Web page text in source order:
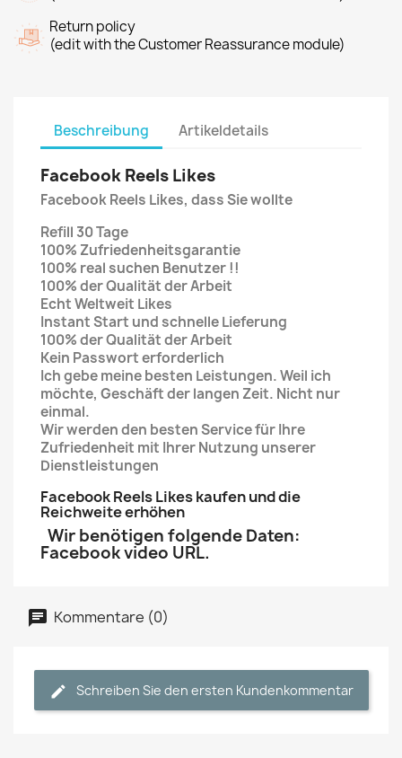
Return policy
(edit with the Customer Reassurance module)
Beschreibung Artikeldetails
Facebook Reels Likes
Facebook Reels Likes, dass Sie wollte
Refill 30 Tage
100% Zufriedenheitsgarantie
100% real suchen Benutzer !!
100% der Qualität der Arbeit
Echt Weltweit Likes
Instant Start und schnelle Lieferung
100% der Qualität der Arbeit
Kein Passwort erforderlich
Ich gebe meine besten Leistungen. Weil ich
möchte, Geschäft der langen Zeit. Nicht nur
einmal.
Wir werden den besten Service für Ihre
Zufriedenheit mit Ihrer Nutzung unserer
Dienstleistungen
Facebook Reels Likes kaufen und die
Reichweite erhöhen
Wir benötigen folgende Daten:
Facebook video URL.
Kommentare (0)
Schreiben Sie den ersten Kundenkommentar